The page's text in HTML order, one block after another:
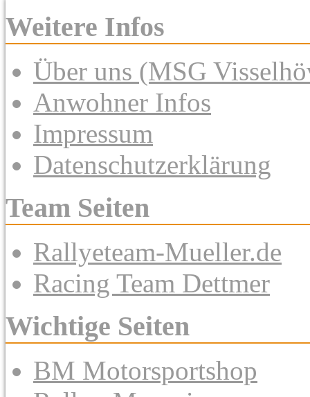
Weitere Infos
Über uns (MSG
Anwohner Infos
Impressum
Datenschutzerklärung
Team Seiten
Rallyeteam-Mueller.de
Racing Team Dettmer
Wichtige Seiten
BM Motorsportshop